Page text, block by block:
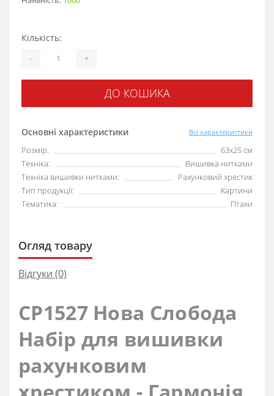
Основні характеристики Всі характеристики
Розмір:
63x25 см
Техніка:
Вишивка нитками
Техніка вишивки нитками:
Рахунковий хрестик
Тип продукції:
Картини
Тематика:
Птахи
Кількість:
- +
ДО КОШИКА
Огляд товару
Відгуки (0)
СР1527 Нова Слобода
Набір для вишивки
рахунковим